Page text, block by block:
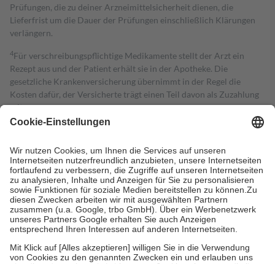
Prüfungen, die zu deiner Arzneimittelsicherheit dienen, die
Lieferfrist um die Dauer der Prüfungen einschließlich Klärungen
verlängern.
4Für verschreibungspflichtige Medikamente stellt der Arzt ein
Rezept aus und der Patient erhält sie in der Apotheke. Die
gesetzliche Krankenversicherung übernimmt in der Regel die
Kosten dafür, der Versicherte trägt einen Teil davon als Zuzahlung
mit.
Grundsätzlich leisten Mitglieder Zuzahlungen in Höhe von zehn
höchstens zehn Euro.
Es sind jedoch nie mehr als die tatsächlichen
Kosten der Leistung zu entrichten.
Diese Regeln gelten grundsätzlich auch für Online-Apotheken.
Bei Heilmitteln und häuslicher Krankenpflege beträgt die
Zuzahlung zehn Prozent der Kosten sowie zehn Euro je
Verordnung.
Um das Engagement der Versicherten für ihre eigene Gesundheit zu
stärken und die besondere Stellung der Familie zu unterstützen,
fallenkeine Zuzahlungenan bei:
• Kindern und Jugendlichen bis zum vollendeten 18. Lebensjahr